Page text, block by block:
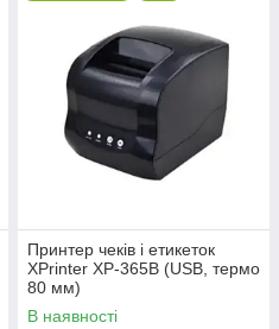
Принтер чеків і етикеток
XPrinter XP-365B (USB, термо
80 мм)
В наявності